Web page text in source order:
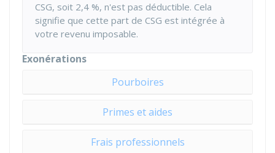
CSG, soit 2,4 %, n'est pas déductible. Cela
signifie que cette part de CSG est intégrée à
votre revenu imposable.
Exonérations
Pourboires
Primes et aides
Frais professionnels